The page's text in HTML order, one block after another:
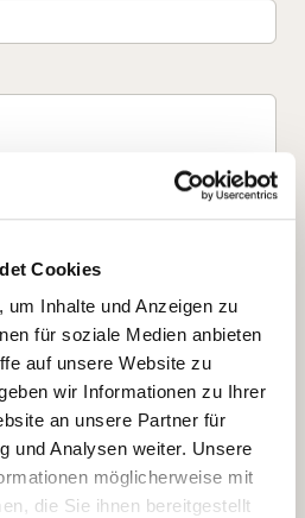
Cookies
Inhalte und Anzeigen zu
für soziale Medien anbieten
auf unsere Website zu
wir Informationen zu Ihrer
an unsere Partner für
und Analysen weiter. Unsere
möglicherweise mit
die Sie ihnen bereitgestellt
meine personenbezogenen Daten
Durchführung der Kontaktanfrage
Garitz Bewirtschaftungsbetriebe
2, 97688 Bad Kissingen
die für das Stellenangebot
weitergegeben
kann ich jederzeit gegenüber dem